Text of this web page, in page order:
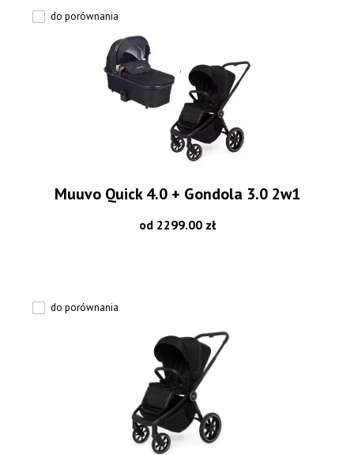
do porównania
Muuvo Quick 4.0 + Gondola 3.0 2w1
od 2299.00 zł
do porównania